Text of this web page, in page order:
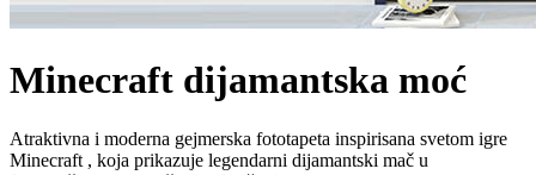
Minecraft dijamantska moć
Atraktivna i moderna gejmerska fototapeta inspirisana svetom igre
Minecraft , koja prikazuje legendarni dijamantski mač u